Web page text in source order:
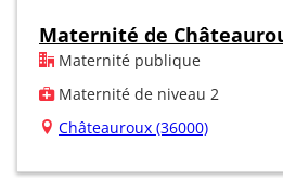
Maternité de
Maternité publique
Maternité de niveau 2
Châteauroux (36000)